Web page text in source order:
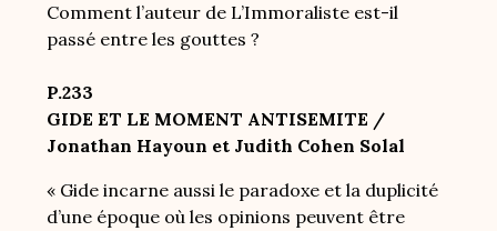
Comment l’auteur de L’Immoraliste est-il
passé entre les gouttes ?
P.233
GIDE ET LE MOMENT ANTISEMITE /
Jonathan Hayoun et Judith Cohen Solal
« Gide incarne aussi le paradoxe et la duplicité
d’une époque où les opinions peuvent être